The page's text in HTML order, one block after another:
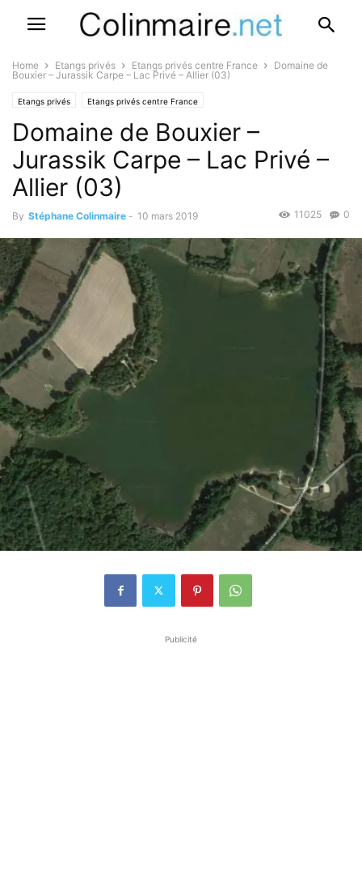
Home Etangs privés Etangs privés centre France
Domaine de
Bouxier – Jurassik Carpe – Lac Privé – Allier (03)
Etangs privés Etangs privés centre France
Domaine de Bouxier –
Jurassik Carpe – Lac Privé –
Allier (03)
By Stéphane Colinmaire - 10 mars 2019 0
11025
Publicité